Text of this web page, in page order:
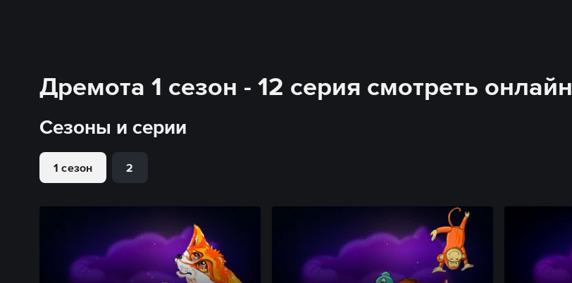
Дремота 1 сезон - 12 серия смотреть онлайн
Сезоны и серии
1 сезон 2